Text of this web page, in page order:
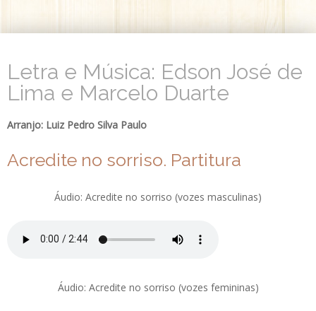
Letra e Música: Edson José de
Lima e Marcelo Duarte
Arranjo: Luiz Pedro Silva Paulo
Acredite no sorriso. Partitura
Áudio: Acredite no sorriso (vozes masculinas)
Áudio: Acredite no sorriso (vozes femininas)